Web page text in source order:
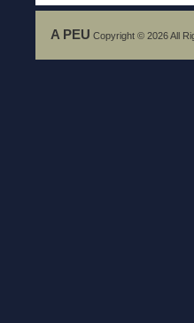
A PEU Copyright © 2026 All